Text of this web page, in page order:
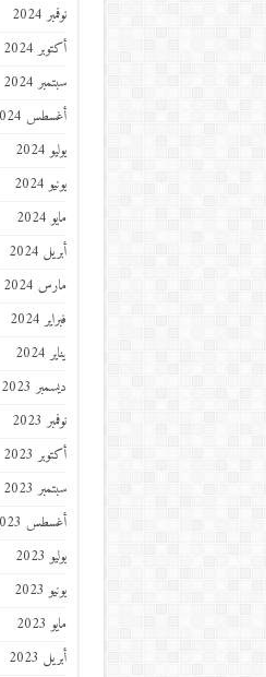
نوفمبر 2024
أكتوبر 2024
سبتمبر 2024
أغسطس 2024
يوليو 2024
يونيو 2024
مايو 2024
أبريل 2024
مارس 2024
فبراير 2024
يناير 2024
ديسمبر 2023
نوفمبر 2023
أكتوبر 2023
سبتمبر 2023
أغسطس 2023
يوليو 2023
يونيو 2023
مايو 2023
أبريل 2023